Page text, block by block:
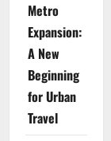
Metro
Expansion:
A New
Beginning
for Urban
Travel